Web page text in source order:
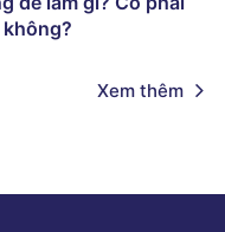
Xem thêm